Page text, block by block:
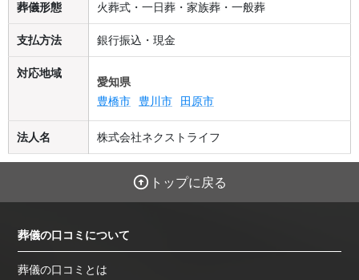
葬儀形態 火葬式・一日葬・家族葬・一般葬
支払方法 銀行振込・現金
対応地域
愛知県
豊橋市 豊川市 田原市
法人名 株式会社ネクストライフ
トップに戻る
葬儀の口コミについて
葬儀の口コミとは